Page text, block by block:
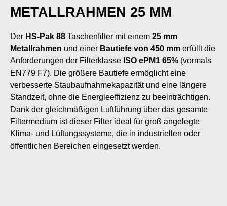
METALLRAHMEN 25 MM
Der HS-Pak 88 Taschenfilter mit einem 25 mm
Metallrahmen und einer Bautiefe von 450 mm erfüllt die
Anforderungen der Filterklasse ISO ePM1 65% (vormals
EN779 F7). Die größere Bautiefe ermöglicht eine
verbesserte Staubaufnahmekapazität und eine längere
Standzeit, ohne die Energieeffizienz zu beeinträchtigen.
Dank der gleichmäßigen Luftführung über das gesamte
Filtermedium ist dieser Filter ideal für groß angelegte
Klima- und Lüftungssysteme, die in industriellen oder
öffentlichen Bereichen eingesetzt werden.